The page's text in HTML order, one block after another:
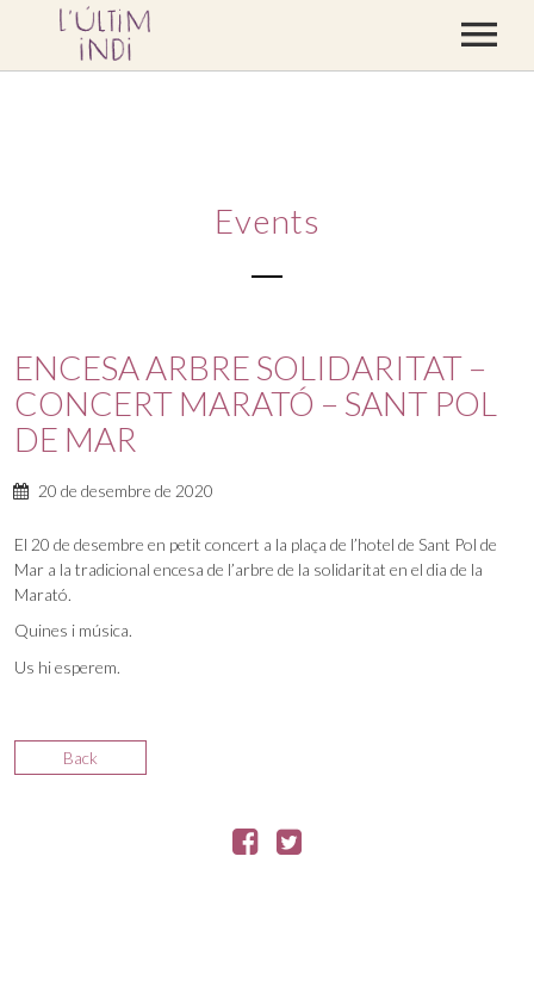
CONTACTE
PREMSA
Events
ENCESA ARBRE SOLIDARITAT –
CONCERT MARATÓ – SANT POL
DE MAR
20 de desembre de 2020
El 20 de desembre en petit concert a la plaça de l’hotel de Sant Pol de
Mar a la tradicional encesa de l’arbre de la solidaritat en el dia de la
Marató.
Quines i música.
Us hi esperem.
Back